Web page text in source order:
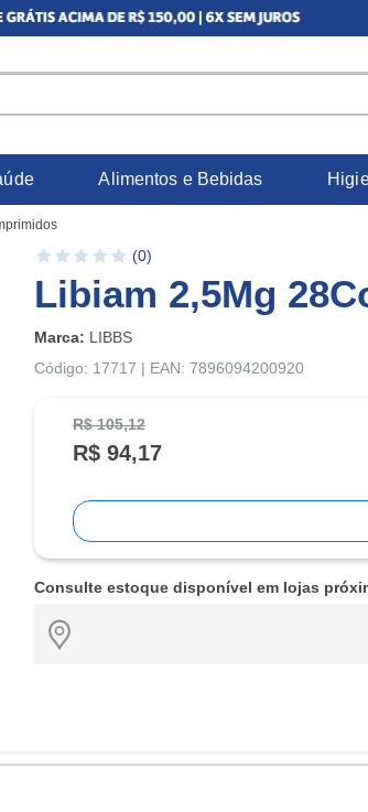
Alimentos e Bebidas
(0)
Libiam 2,5Mg
Marca: LIBBS
Código: 17717 | EAN: 7896094200920
R$ 105,12
R$ 94,17
Consulte estoque disponível em lojas